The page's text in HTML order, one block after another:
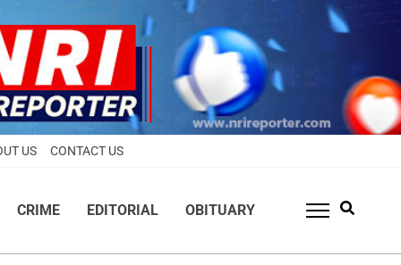
US CONTACT US
CRIME EDITORIAL OBITUARY